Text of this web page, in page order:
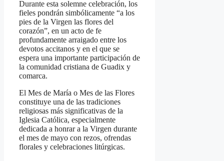
Durante esta solemne celebración, los
fieles pondrán simbólicamente “a los
pies de la Virgen las flores del
corazón”, en un acto de fe
profundamente arraigado entre los
devotos accitanos y en el que se
espera una importante participación de
la comunidad cristiana de Guadix y
comarca.
El Mes de María o Mes de las Flores
constituye una de las tradiciones
religiosas más significativas de la
Iglesia Católica, especialmente
dedicada a honrar a la Virgen durante
el mes de mayo con rezos, ofrendas
florales y celebraciones litúrgicas.